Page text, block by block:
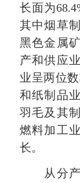
长面为
其中烟草
黑色金属
产和供应
业呈两位
和纸制品
羽毛及其
燃料加工
长。
从分产